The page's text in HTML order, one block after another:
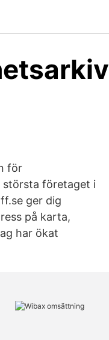
för
största företaget i
ger dig
på karta,
har ökat